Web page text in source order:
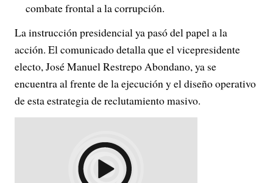
combate frontal a la corrupción.
La instrucción presidencial ya pasó del papel a la
acción. El comunicado detalla que el vicepresidente
electo, José Manuel Restrepo Abondano, ya se
encuentra al frente de la ejecución y el diseño operativo
de esta estrategia de reclutamiento masivo.